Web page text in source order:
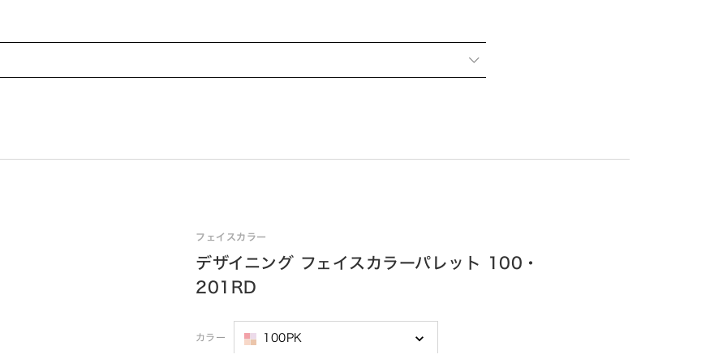
フェイスカラー
デザイニング フェイスカラーパレット 100・
201RD
カラー 100PK